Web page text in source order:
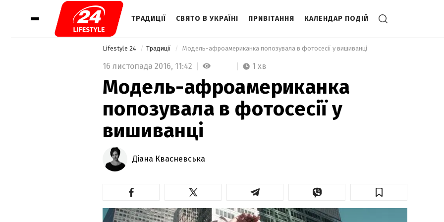
ТРАДИЦІЇ СВЯТО В УКРАЇНІ ПРИВІТАННЯ КАЛЕНДАР ПОДІЙ
Lifestyle 24 Традиції Модель-афроамериканка попозувала в фотосесії у вишиванці
16 листопада 2016, 11:42 1 хв
Модель-афроамериканка
попозувала в фотосесії у
вишиванці
Діана Квасневська